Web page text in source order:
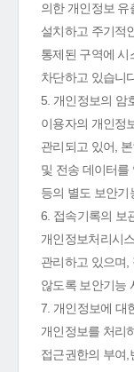
의한 개인정보 유
설치하고 주기적
통제된 구역에 시
차단하고 있습니
5. 개인정보의 암
이용자의 개인정
관리되고 있어,
및 전송 데이터를
등의 별도 보안기
6. 접속기록의 보
개인정보처리시
관리하고 있으며,
않도록 보안기능
7. 개인정보에 대
개인정보를 처리
접근권한의 부여